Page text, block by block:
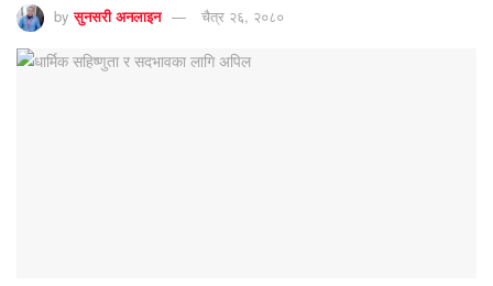
by सुनसरी अनलाइन चैत्र २६, २०८०